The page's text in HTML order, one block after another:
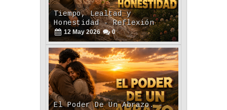
Tiempo, Lealtad y
Honestidad - Reflexión
12 May 2026 0